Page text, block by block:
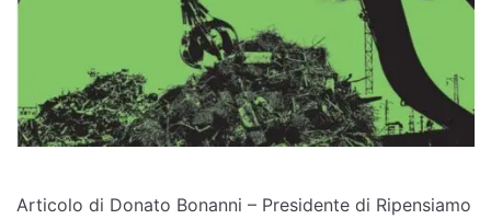
Articolo di Donato Bonanni – Presidente di Ripensiamo